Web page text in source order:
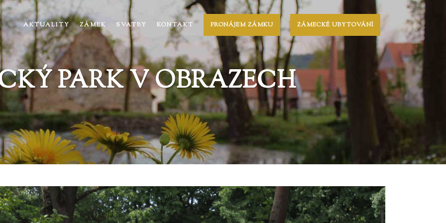
AKTUALITY ZÁMEK SVATBY KONTAKT PRONÁJEM ZÁMKU ZÁMECKÉ UBYTOVÁNÍ
PARK V OBRAZECH